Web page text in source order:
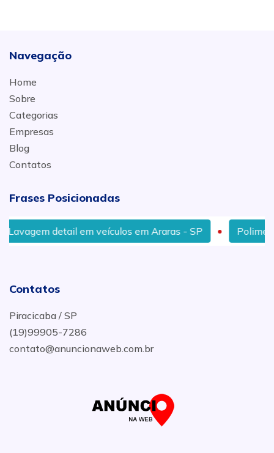
Navegação
Home
Sobre
Categorias
Empresas
Blog
Contatos
Frases Posicionadas
Lavagem detail em veículos em Araras - SP
Contatos
Piracicaba / SP
(19)99905-7286
contato@anuncionaweb.com.br